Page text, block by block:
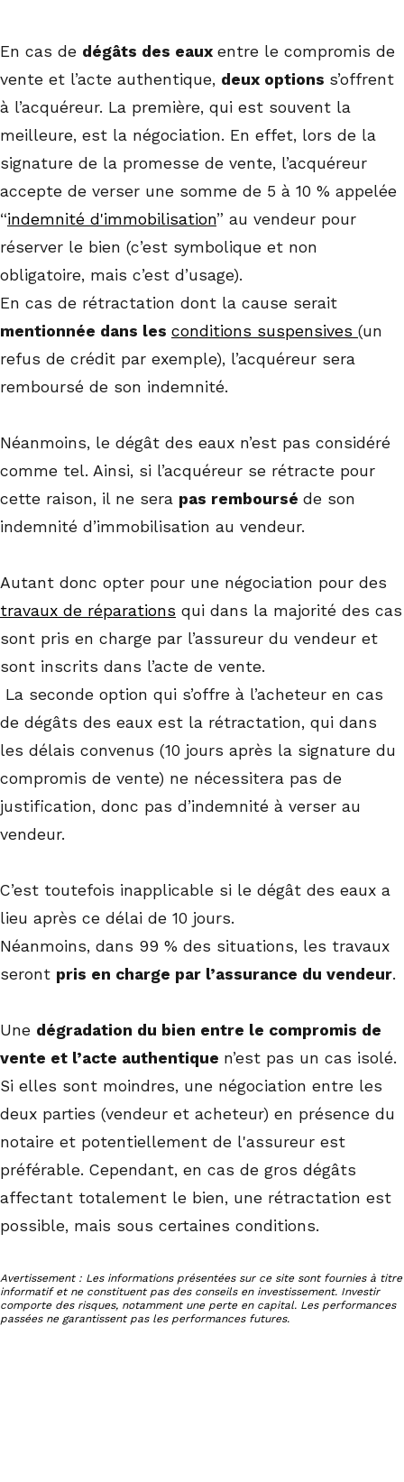
En cas de dégâts des eaux entre le compromis de
vente et l’acte authentique, deux options s’offrent
à l’acquéreur. La première, qui est souvent la
meilleure, est la négociation. En effet, lors de la
signature de la promesse de vente, l’acquéreur
accepte de verser une somme de 5 à 10 % appelée
“indemnité d'immobilisation” au vendeur pour
réserver le bien (c’est symbolique et non
obligatoire, mais c’est d’usage).
En cas de rétractation dont la cause serait
mentionnée dans les conditions suspensives (un
refus de crédit par exemple), l’acquéreur sera
remboursé de son indemnité.
Néanmoins, le dégât des eaux n’est pas considéré
comme tel. Ainsi, si l’acquéreur se rétracte pour
cette raison, il ne sera pas remboursé de son
indemnité d’immobilisation au vendeur.
Autant donc opter pour une négociation pour des
travaux de réparations qui dans la majorité des cas
sont pris en charge par l’assureur du vendeur et
sont inscrits dans l’acte de vente.
La seconde option qui s’offre à l’acheteur en cas
de dégâts des eaux est la rétractation, qui dans
les délais convenus (10 jours après la signature du
compromis de vente) ne nécessitera pas de
justification, donc pas d’indemnité à verser au
vendeur.
C’est toutefois inapplicable si le dégât des eaux a
lieu après ce délai de 10 jours.
Néanmoins, dans 99 % des situations, les travaux
seront pris en charge par l’assurance du vendeur.
Une dégradation du bien entre le compromis de
vente et l’acte authentique n’est pas un cas isolé.
Si elles sont moindres, une négociation entre les
deux parties (vendeur et acheteur) en présence du
notaire et potentiellement de l'assureur est
préférable. Cependant, en cas de gros dégâts
affectant totalement le bien, une rétractation est
possible, mais sous certaines conditions.
Avertissement : Les informations présentées sur ce site sont fournies à titre
informatif et ne constituent pas des conseils en investissement. Investir
comporte des risques, notamment une perte en capital. Les performances
passées ne garantissent pas les performances futures.